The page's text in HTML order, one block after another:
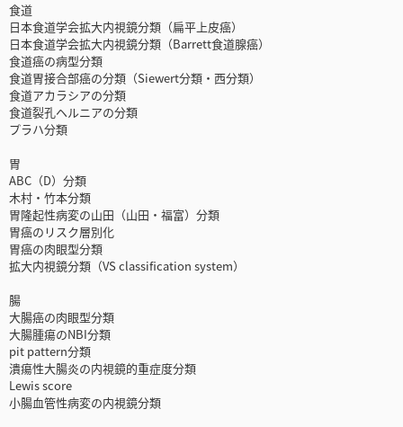
食道
日本食道学会拡大内視鏡分類（扁平上皮癌）
日本食道学会拡大内視鏡分類（Barrett食道腺癌）
食道癌の病型分類
食道胃接合部癌の分類（Siewert分類・西分類）
食道アカラシアの分類
食道裂孔ヘルニアの分類
プラハ分類
胃
ABC（D）分類
木村・竹本分類
胃隆起性病変の山田（山田・福富）分類
胃癌のリスク層別化
胃癌の肉眼型分類
拡大内視鏡分類（VS classification system）
腸
大腸癌の肉眼型分類
大腸腫瘍のNBI分類
pit pattern分類
潰瘍性大腸炎の内視鏡的重症度分類
Lewis score
小腸血管性病変の内視鏡分類